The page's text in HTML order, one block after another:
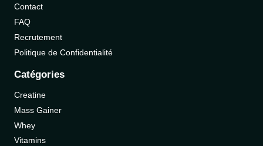
Contact
FAQ
Recrutement
Politique de Confidentialité
Catégories
Creatine
Mass Gainer
Whey
Vitamins